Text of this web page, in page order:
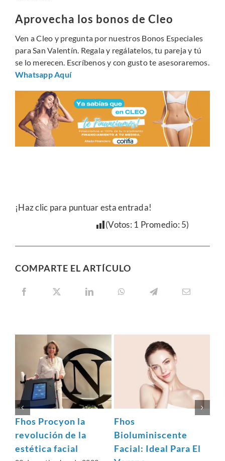
Aprovecha los bonos de Cleo
Ven a Cleo y pregunta por nuestros Bonos Especiales
para San Valentín. Regala y regálatelos, tu pareja y tú
se lo merecen. Escríbenos y con gusto te asesoraremos.
Whatsapp Aquí
¡Haz clic para puntuar esta entrada!
(Votos: 1 Promedio: 5)
COMPARTE EL ARTÍCULO
Fhos Procyon la
revolución de la
estética facial
Fhos
Bioluminiscente
Facial: Ideal Para El